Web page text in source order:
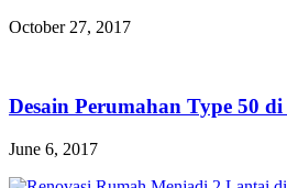
October 27, 2017
Desain Perumahan Type 50
June 6, 2017